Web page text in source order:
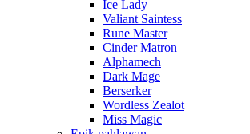
Ice Lady
Valiant Saintess
Rune Master
Cinder Matron
Alphamech
Dark Mage
Berserker
Wordless Zealot
Miss Magic